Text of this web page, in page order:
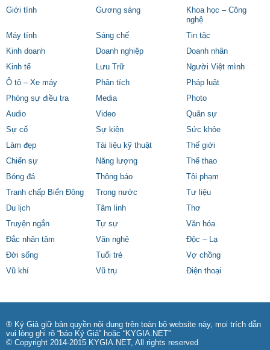
Giới tính
Gương sáng
Khoa học – Công
nghệ
Máy tính
Sáng chế
Tin tặc
Kinh doanh
Doanh nghiệp
Doanh nhân
Kinh tế
Lưu Trữ
Người Việt mình
Ô tô – Xe máy
Phân tích
Pháp luật
Phóng sự điều tra
Media
Photo
Audio
Video
Quân sự
Sự cố
Sự kiện
Sức khỏe
Làm đẹp
Tài liệu kỹ thuật
Thế giới
Chiến sự
Năng lượng
Thể thao
Bóng đá
Thông báo
Tội phạm
Tranh chấp Biển Đông
Trong nước
Tư liệu
Du lịch
Tâm linh
Thơ
Truyện ngắn
Tự sự
Văn hóa
Đắc nhân tâm
Văn nghệ
Độc – Lạ
Đời sống
Tuổi trẻ
Vợ chồng
Vũ khí
Vũ trụ Điện thoại
® Ký Giả giữ bản quyền nội dung trên toàn bộ website này, mọi trích dẫn
vui lòng ghi rõ “báo Ký Giả” hoặc “KYGIA.NET”
© Copyright 2014-2015 KYGIA.NET, All rights reserved